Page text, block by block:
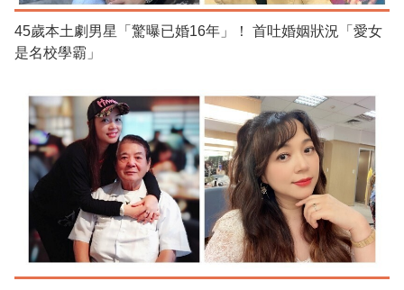
45歲本土劇男星「驚曝已婚16年」！ 首吐婚姻狀況「愛女
是名校學霸」